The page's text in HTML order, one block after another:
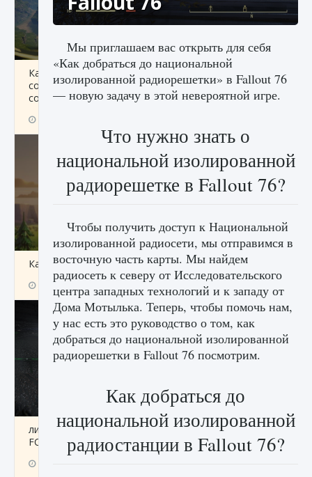
Как исправить ошибку Palworld «Идет
сохранение мира — Невозможно начать
сохранение данных мира»
Как заработать медали лиги Clash of Clans
9 августа 2024
лицензии, лиги, команды и стадионы в EA
FC 25
Мы приглашаем вас открыть для себя
«Как добраться до национальной
изолированной радиорешетки» в Fallout 76
— новую задачу в этой невероятной игре.
Что нужно знать о
национальной изолированной
радиорешетке в Fallout 76?
Чтобы получить доступ к Национальной
изолированной радиосети, мы отправимся в
восточную часть карты. Мы найдем
радиосеть к северу от Исследовательского
центра западных технологий и к западу от
Дома Мотылька. Теперь, чтобы помочь нам,
у нас есть это руководство о том, как
добраться до национальной изолированной
радиорешетки в Fallout 76 посмотрим.
Как добраться до
национальной изолированной
радиостанции в Fallout 76?